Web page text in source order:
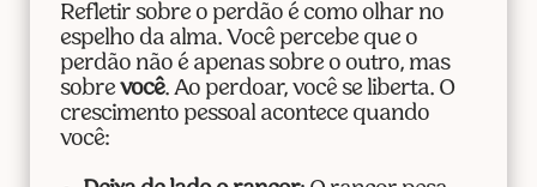
Refletir sobre o perdão é como olhar no
espelho da alma. Você percebe que o
perdão não é apenas sobre o outro, mas
sobre você. Ao perdoar, você se liberta. O
crescimento pessoal acontece quando
você: